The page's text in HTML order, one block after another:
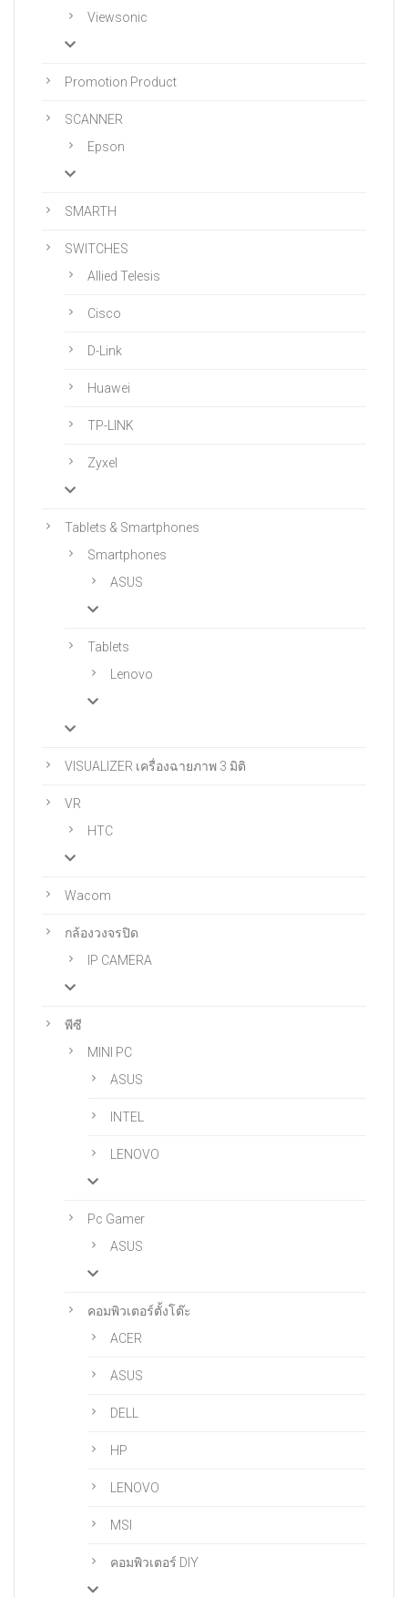
Viewsonic
Promotion Product
SCANNER
Epson
SMARTH
SWITCHES
Allied Telesis
Cisco
D-Link
Huawei
TP-LINK
Zyxel
Tablets & Smartphones
Smartphones
ASUS
Tablets
Lenovo
VISUALIZER เครื่องฉายภาพ 3 มิติ
VR
HTC
Wacom
กล้องวงจรปิด
IP CAMERA
พีซี
MINI PC
ASUS
INTEL
LENOVO
Pc Gamer
ASUS
คอมพิวเตอร์ตั้งโต๊ะ
ACER
ASUS
DELL
HP
LENOVO
MSI
คอมพิวเตอร์ DIY